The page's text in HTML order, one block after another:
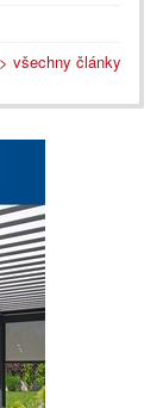
všechny články